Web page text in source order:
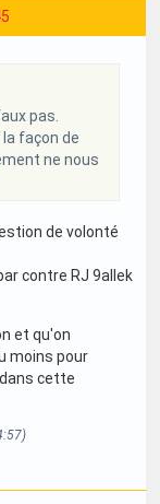
pas.
façon de
ne nous
de volonté
contre RJ 9allek
et qu'on
moins pour
cette